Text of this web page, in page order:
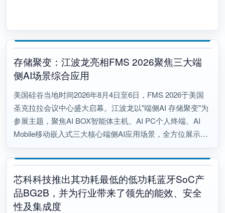
存储聚变：江波龙亮相FMS 2026聚焦三大端
侧AI场景综合应用
美国硅谷当地时间2026年8月4日至6日，FMS 2026于美国
圣克拉拉会议中心盛大启幕。江波龙以"端侧AI 存储聚变"为
参展主题，聚焦AI BOX智能体主机、AI PC个人终端、AI
Mobile移动嵌入式三大核心端侧AI应用场景，全方位展示端
侧AI存储全新落地形态与商业化能力。
芯科科技推出其功耗最低的低功耗蓝牙SoC产
品BG2B，并为行业带来了领先的能效、安全
性及集成度